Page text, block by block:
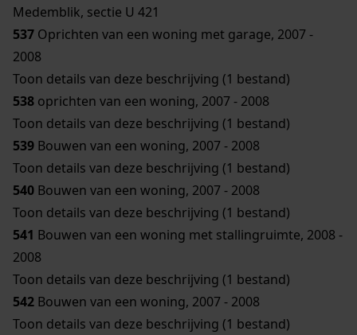
Medemblik, sectie U 421
537 Oprichten van een woning met garage, 2007 -
2008
Toon details van deze beschrijving (1 bestand)
538 oprichten van een woning, 2007 - 2008
Toon details van deze beschrijving (1 bestand)
539 Bouwen van een woning, 2007 - 2008
Toon details van deze beschrijving (1 bestand)
540 Bouwen van een woning, 2007 - 2008
Toon details van deze beschrijving (1 bestand)
541 Bouwen van een woning met stallingruimte, 2008 -
2008
Toon details van deze beschrijving (1 bestand)
542 Bouwen van een woning, 2007 - 2008
Toon details van deze beschrijving (1 bestand)